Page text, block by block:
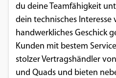
du deine Teamfähigkeit
dein technisches Interesse
handwerkliches Geschick
Kunden mit bestem
stolzer Vertragshändler
und Quads und bieten